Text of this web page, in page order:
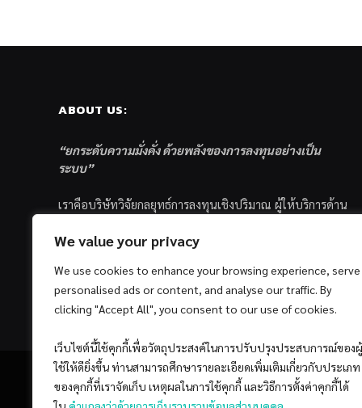
We value your privacy
We use cookies to enhance your browsing experience, serve
personalised ads or content, and analyse our traffic. By
clicking "Accept All", you consent to our use of cookies.
เว็บไซต์นี้ใช้คุกกี้เพื่อวัตถุประสงค์ในการปรับปรุงประสบการณ์ของผู้
ใช้ให้ดียิ่งขึ้น ท่านสามารถศึกษารายละเอียดเพิ่มเติมเกี่ยวกับประเภท
ของคุกกี้ที่เราจัดเก็บ เหตุผลในการใช้คุกกี้ และวิธีการตั้งค่าคุกกี้ได้
ABOUT US:
“ยกระดับความมั่งคั่ง ด้วยพลังของการลงทุนอย่างเป็น
ระบบ”
เราคือบริษัทวิจัยกลยุทธ์การลงทุนเชิงปริมาณ ผู้ให้บริการด้าน
ส่วนบุคคล ซึ่งมีเป้าหมายที่จะช่วยเหลือให้นักลงทุนไทย
ด้วยแนวคิดและกระบวนการลงทุนอย่างเป็นระบบแบบ
Quantitative & Systematic Investing